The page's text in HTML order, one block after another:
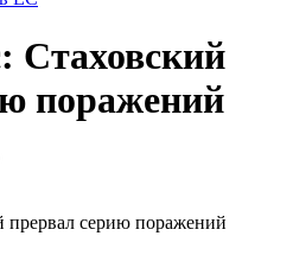
Стаховский
поражений